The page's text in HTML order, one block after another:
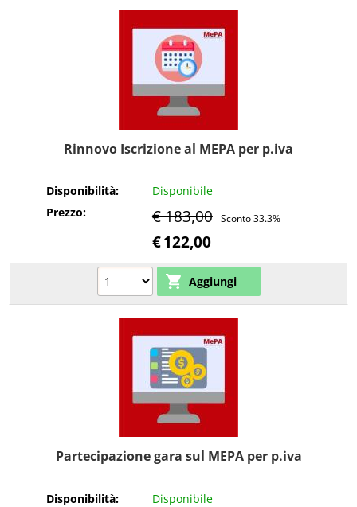
Rinnovo Iscrizione al MEPA per p.iva
Disponibilità:
Disponibile
Prezzo:
€ 183,00 Sconto 33.3%
€122,00
Partecipazione gara sul MEPA per p.iva
Disponibilità:
Disponibile